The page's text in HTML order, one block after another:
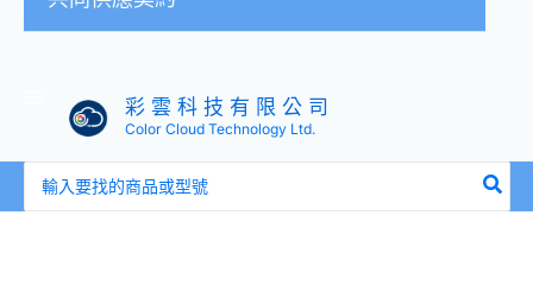
彩 雲 科 技 有 限 公 司
Color Cloud Technology Ltd.
尋：